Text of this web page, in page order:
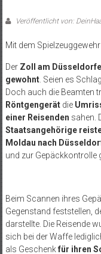
Veröffentlicht von:
Mit dem
Der Zoll am
gewohnt. Seien es
Doch auch die Beamten
Röntgengerätdie
einer Reisenden sahen.
Staatsangehörige
Moldau nach
und zur Gepäckkontrolle
Beim Scannen ihres
Gegenstand feststellen,
darstellte. Die Reisende
sich bei der Waffe
als Geschenkfür ihren